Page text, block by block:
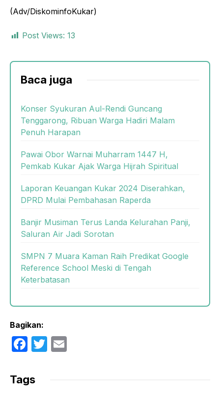
(Adv/DiskominfoKukar)
Post Views: 13
Baca juga
Konser Syukuran Aul-Rendi Guncang
Tenggarong, Ribuan Warga Hadiri Malam
Penuh Harapan
Pawai Obor Warnai Muharram 1447 H,
Pemkab Kukar Ajak Warga Hijrah Spiritual
Laporan Keuangan Kukar 2024 Diserahkan,
DPRD Mulai Pembahasan Raperda
Banjir Musiman Terus Landa Kelurahan Panji,
Saluran Air Jadi Sorotan
SMPN 7 Muara Kaman Raih Predikat Google
Reference School Meski di Tengah
Keterbatasan
Bagikan:
F
c
e
T
Tags